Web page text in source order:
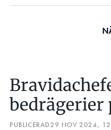
bedrägerier
PUBLICERAD29 NOV 2024,